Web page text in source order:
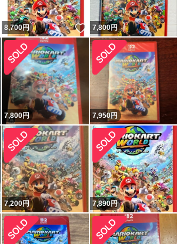
いいね！
8,700円 いいね！
7,800円
7,800円 7,950円
7,200円 7,890円